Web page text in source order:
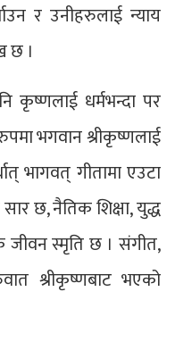
र उनीहरुलाई न्याय
छ ।
कृष्णलाई धर्मभन्दा पर
भगवान श्रीकृष्णलाई
भागवत् गीतामा एउटा
छ, नैतिक शिक्षा, युद्ध
जीवन स्मृति छ । संगीत,
श्रीकृष्णबाट भएको